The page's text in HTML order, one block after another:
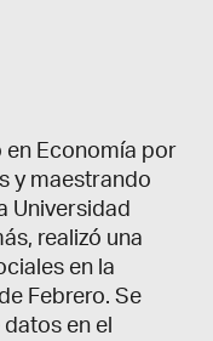
en Economía por
y maestrando
Universidad
realizó una
en la
Febrero. Se
en el